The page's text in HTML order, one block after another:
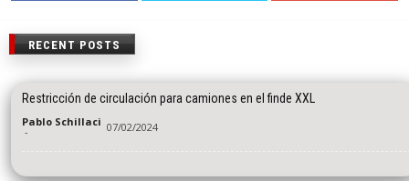
RECENT POSTS
Restricción de circulación para camiones en el finde XXL
Pablo Schillaci
- 07/02/2024